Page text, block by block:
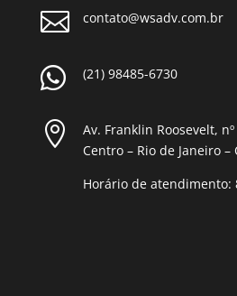
 contato@wsadv.com.br
 (21) 98485-6730

Av. Franklin Roosevelt,
Centro – Rio de Janeiro –
Horário de atendimento: